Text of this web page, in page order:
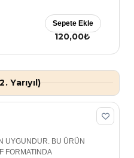
120,00₺
Sepete Ekle
Yarıyıl)
UYGUNDUR. BU ÜRÜN
FORMATINDA